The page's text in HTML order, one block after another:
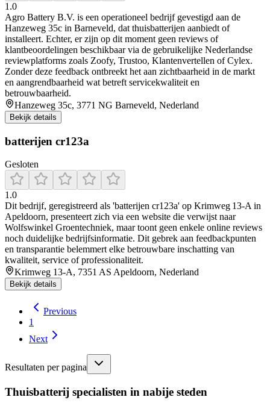
1.0
Agro Battery B.V. is een operationeel bedrijf gevestigd aan de
Hanzeweg 35c in Barneveld, dat thuisbatterijen aanbiedt of
installeert. Echter, er zijn op dit moment geen reviews of
klantbeoordelingen beschikbaar via de gebruikelijke Nederlandse
reviewplatforms zoals Zoofy, Trustoo, Klantenvertellen of Cylex.
Zonder deze feedback ontbreekt het aan zichtbaarheid in de markt
en aangrendbaarheid wat betreft servicekwaliteit en
betrouwbaarheid.
Hanzeweg 35c, 3771 NG Barneveld, Nederland
Bekijk details
batterijen cr123a
Gesloten
1.0
Dit bedrijf, geregistreerd als 'batterijen cr123a' op Krimweg 13‑A in
Apeldoorn, presenteert zich via een website die verwijst naar
Wolfswinkel Groentechniek, maar toont geen enkele online reviews
noch duidelijke bedrijfsinformatie. Dit gebrek aan feedbackpunten
en transparantie belemmert elke betrouwbare inschatting van
kwaliteit, service of professionaliteit.
Krimweg 13-A, 7351 AS Apeldoorn, Nederland
Bekijk details
Previous
1
Next
Resultaten per pagina
Thuisbatterij specialisten in nabije steden